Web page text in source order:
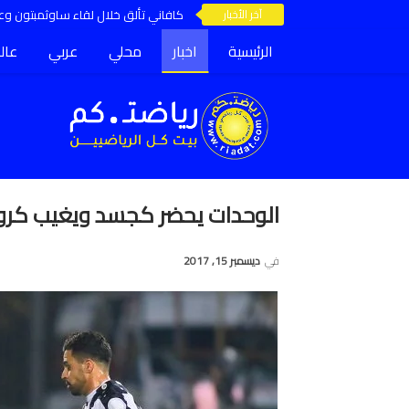
آخر الأخبار كافاني تألق خلال لقاء ساوثمبتون
الرئيسية اخبار محلي عربي
الوحدات يحضر كجسد ويغيب
في ديسمبر 15, 2017